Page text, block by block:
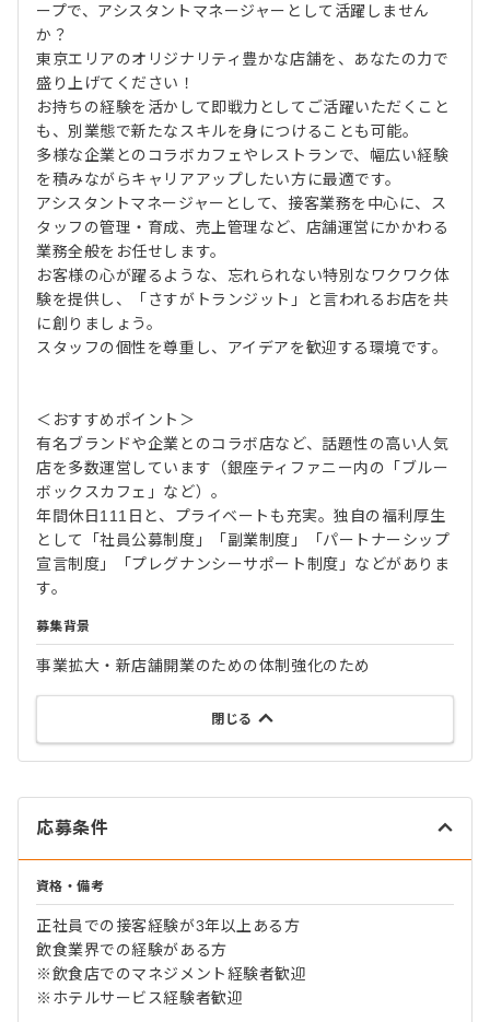
ープで、アシスタントマネージャーとして活躍しません
か？
東京エリアのオリジナリティ豊かな店舗を、あなたの力で
盛り上げてください！
お持ちの経験を活かして即戦力としてご活躍いただくこと
も、別業態で新たなスキルを身につけることも可能。
多様な企業とのコラボカフェやレストランで、幅広い経験
を積みながらキャリアアップしたい方に最適です。
アシスタントマネージャーとして、接客業務を中心に、ス
タッフの管理・育成、売上管理など、店舗運営にかかわる
業務全般をお任せします。
お客様の心が躍るような、忘れられない特別なワクワク体
験を提供し、「さすがトランジット」と言われるお店を共
に創りましょう。
スタッフの個性を尊重し、アイデアを歓迎する環境です。
＜おすすめポイント＞
有名ブランドや企業とのコラボ店など、話題性の高い人気
店を多数運営しています（銀座ティファニー内の「ブルー
ボックスカフェ」など）。
年間休日111日と、プライベートも充実。独自の福利厚生
として「社員公募制度」「副業制度」「パートナーシップ
宣言制度」「プレグナンシーサポート制度」などがありま
す。
募集背景
事業拡大・新店舗開業のための体制強化のため
閉じる
応募条件
資格・備考
正社員での接客経験が3年以上ある方
飲食業界での経験がある方
※飲食店でのマネジメント経験者歓迎
※ホテルサービス経験者歓迎